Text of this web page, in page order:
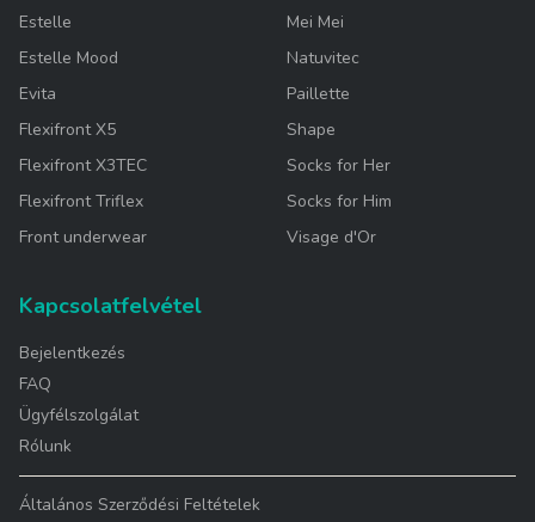
Estelle
Estelle Mood
Evita
Flexifront X5
Flexifront X3TEC
Flexifront Triflex
Front underwear
Mei Mei
Natuvitec
Paillette
Shape
Socks for Her
Socks for Him
Visage d'Or
Kapcsolatfelvétel
Bejelentkezés
FAQ
Ügyfélszolgálat
Rólunk
Általános Szerződési Feltételek